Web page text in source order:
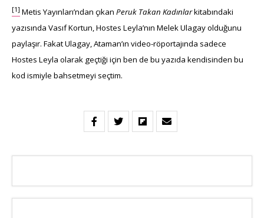
[1] Metis Yayınları’ndan çıkan Peruk Takan Kadınlarkitabındaki
yazısında Vasıf Kortun, Hostes Leyla’nın Melek Ulagay olduğunu
paylaşır. Fakat Ulagay, Ataman’ın video-röportajında sadece
Hostes Leyla olarak geçtiği için ben de bu yazıda kendisinden bu
kod ismiyle bahsetmeyi seçtim.